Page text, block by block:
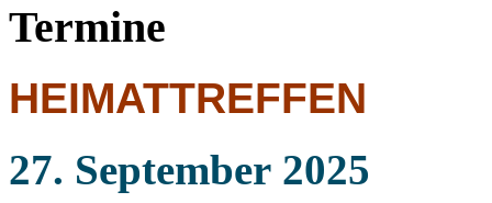
Termine
HEIMATTREFFEN
27. September 2025